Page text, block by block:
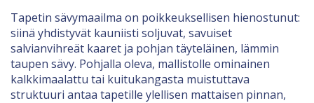
Tapetin sävymaailma on poikkeuksellisen hienostunut:
siinä yhdistyvät kauniisti soljuvat, savuiset
salvianvihreät kaaret ja pohjan täyteläinen, lämmin
taupen sävy. Pohjalla oleva, mallistolle ominainen
kalkkimaalattu tai kuitukangasta muistuttava
struktuuri antaa tapetille ylellisen mattaisen pinnan,